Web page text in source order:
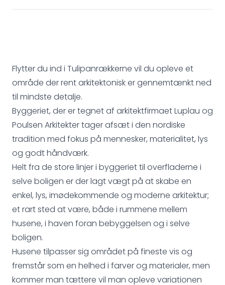
Flytter du ind i Tulipanrækkerne vil du opleve et
område der rent arkitektonisk er gennemtænkt ned
til mindste detalje.
Byggeriet, der er tegnet af arkitektfirmaet Luplau og
Poulsen Arkitekter tager afsæt i den nordiske
tradition med fokus på mennesker, materialitet, lys
og godt håndværk.
Helt fra de store linjer i byggeriet til overfladerne i
selve boligen er der lagt vægt på at skabe en
enkel, lys, imødekommende og moderne arkitektur;
et rart sted at være, både i rummene mellem
husene, i haven foran bebyggelsen og i selve
boligen.
Husene tilpasser sig området på fineste vis og
fremstår som en helhed i farver og materialer, men
kommer man tættere vil man opleve variationen